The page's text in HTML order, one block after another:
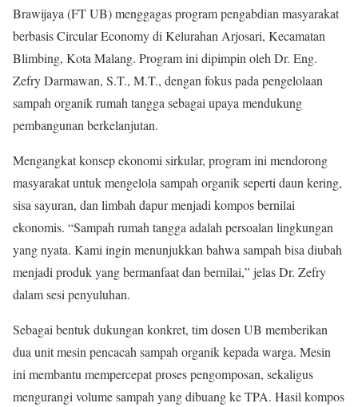
Brawijaya (FT UB) menggagas program pengabdian masyarakat
berbasis Circular Economy di Kelurahan Arjosari, Kecamatan
Blimbing, Kota Malang. Program ini dipimpin oleh Dr. Eng.
Zefry Darmawan, S.T., M.T., dengan fokus pada pengelolaan
sampah organik rumah tangga sebagai upaya mendukung
pembangunan berkelanjutan.
Mengangkat konsep ekonomi sirkular, program ini mendorong
masyarakat untuk mengelola sampah organik seperti daun kering,
sisa sayuran, dan limbah dapur menjadi kompos bernilai
ekonomis. “Sampah rumah tangga adalah persoalan lingkungan
yang nyata. Kami ingin menunjukkan bahwa sampah bisa diubah
menjadi produk yang bermanfaat dan bernilai,” jelas Dr. Zefry
dalam sesi penyuluhan.
Sebagai bentuk dukungan konkret, tim dosen UB memberikan
dua unit mesin pencacah sampah organik kepada warga. Mesin
ini membantu mempercepat proses pengomposan, sekaligus
mengurangi volume sampah yang dibuang ke TPA. Hasil kompos